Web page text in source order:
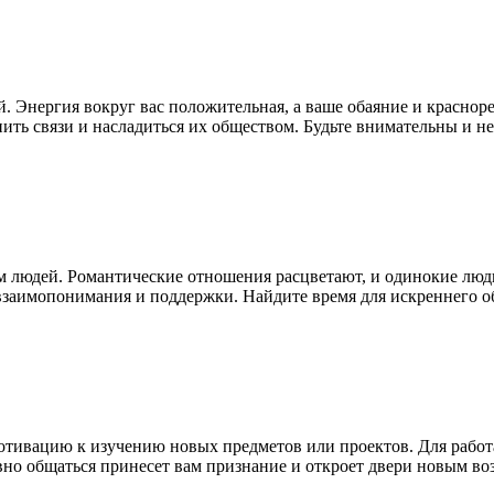
вокруг вас положительная, а ваше обаяние и
связи и насладиться их обществом. Будьте внимательны и
Романтические отношения расцветают, и одинокие
и поддержки. Найдите время для искреннего
к изучению новых предметов или проектов. Для
общаться принесет вам признание и откроет двери новым